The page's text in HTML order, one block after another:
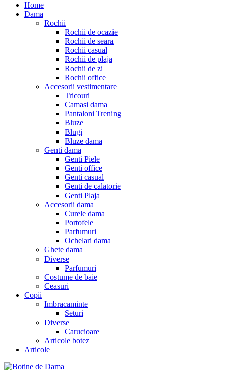
Home
Dama
Rochii
Rochii de ocazie
Rochii de seara
Rochii casual
Rochii de plaja
Rochii de zi
Rochii office
Accesorii vestimentare
Tricouri
Camasi dama
Pantaloni Trening
Bluze
Blugi
Bluze dama
Genti dama
Genti Piele
Genti office
Genti casual
Genti de calatorie
Genti Plaja
Accesorii dama
Curele dama
Portofele
Parfumuri
Ochelari dama
Ghete dama
Diverse
Parfumuri
Costume de baie
Ceasuri
Copii
Imbracaminte
Seturi
Diverse
Carucioare
Articole botez
Articole